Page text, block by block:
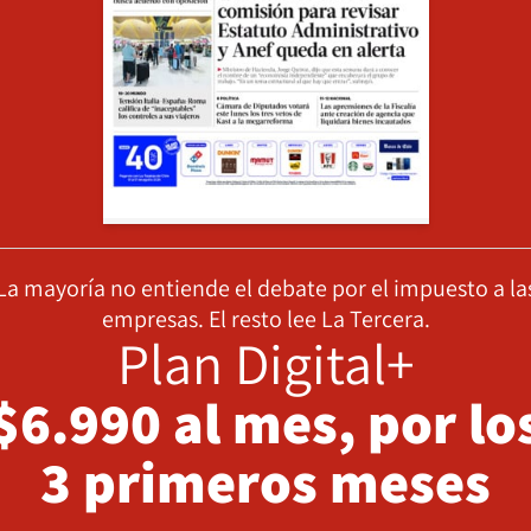
mayoría no entiende el debate por el impuesto a
empresas. El resto lee La Tercera.
Plan Digital+
al mes, por
3 primeros meses